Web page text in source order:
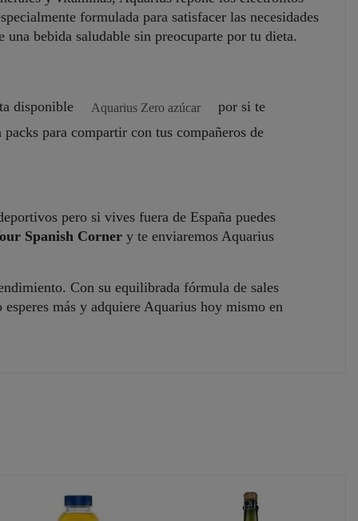
formulada para satisfacer las necesidades
bebida saludable sin preocuparte por tu dieta.
disponible Aquarius Zero azúcar
por si te
para compartir con tus compañeros de
pero si vives fuera de España puedes
Spanish Corner y te enviaremos Aquarius
Con su equilibrada fórmula de sales
más y adquiere Aquarius hoy mismo en